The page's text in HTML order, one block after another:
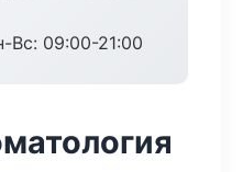
Вс: 09:00-21:00